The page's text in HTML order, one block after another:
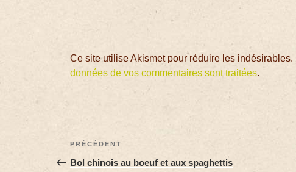
Ce site utilise Akismet pour réduire les indésirables.
données de vos commentaires sont traitées.
PRÉCÉDENT
Bol chinois au boeuf et aux spaghettis